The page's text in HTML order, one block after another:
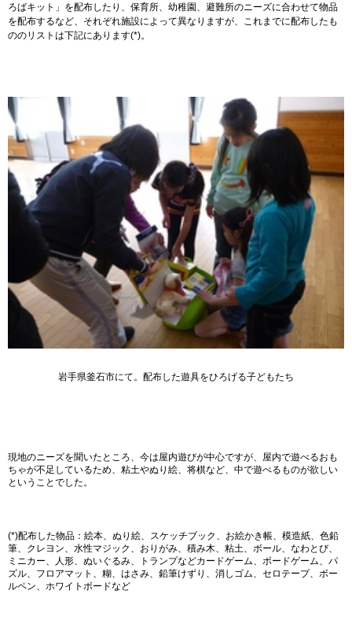
ろばキット」を配布したり、保育所、幼稚園、避難所のニーズに合わせて物品
を配布するなど、それぞれ施設によって異なりますが、これまでに配布したも
ののリストは下記にあります(*)。
岩手県釜石市にて。配布した遊具をひろげる子どもたち
現地のニーズを聞いたところ、今は屋内遊びが中心ですが、屋内で遊べるおも
ちゃが不足しているため、粘土やぬり絵、将棋など、中で遊べるものが欲しい
ということでした。
(*)配布した物品：絵本、ぬり絵、スケッチブック、お絵かき帳、模造紙、色鉛
筆、クレヨン、水性マジック、おりがみ、積み木、粘土、ボール、なわとび、
ミニカー、人形、ぬいぐるみ、トランプなどカードゲーム、ボードゲーム、パ
ズル、フロアマット、糊、はさみ、鉛筆けずり、消しゴム、セロテープ、ボー
ルペン、ホワイトボードなど